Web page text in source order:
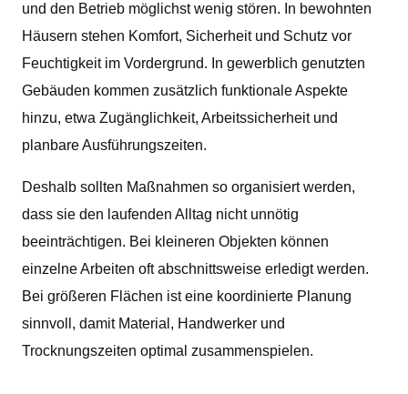
und den Betrieb möglichst wenig stören. In bewohnten
Häusern stehen Komfort, Sicherheit und Schutz vor
Feuchtigkeit im Vordergrund. In gewerblich genutzten
Gebäuden kommen zusätzlich funktionale Aspekte
hinzu, etwa Zugänglichkeit, Arbeitssicherheit und
planbare Ausführungszeiten.
Deshalb sollten Maßnahmen so organisiert werden,
dass sie den laufenden Alltag nicht unnötig
beeinträchtigen. Bei kleineren Objekten können
einzelne Arbeiten oft abschnittsweise erledigt werden.
Bei größeren Flächen ist eine koordinierte Planung
sinnvoll, damit Material, Handwerker und
Trocknungszeiten optimal zusammenspielen.